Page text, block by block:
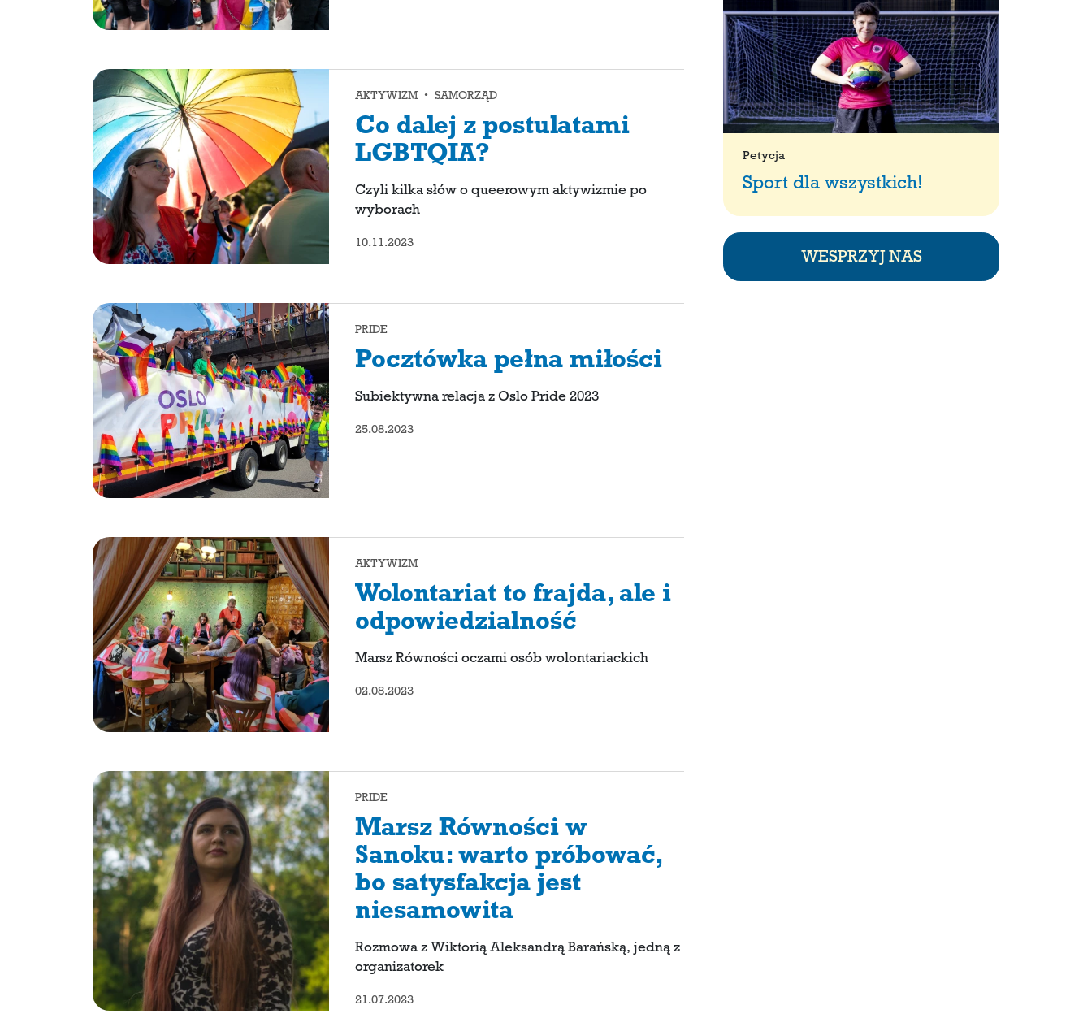
AKTYWIZM • SAMORZĄD
Co dalej z postulatami
LGBTQIA?
Czyli kilka słów o queerowym aktywizmie po
wyborach
10.11.2023
PRIDE
Pocztówka pełna miłości
Subiektywna relacja z Oslo Pride 2023
25.08.2023
AKTYWIZM
Wolontariat to frajda, ale i
odpowiedzialność
Marsz Równości oczami osób wolontariackich
02.08.2023
PRIDE
Marsz Równości w
Sanoku: warto próbować,
bo satysfakcja jest
niesamowita
Rozmowa z Wiktorią Aleksandrą Barańską, jedną z
organizatorek
21.07.2023
Petycja
Sport dla wszystkich!
WESPRZYJ NAS